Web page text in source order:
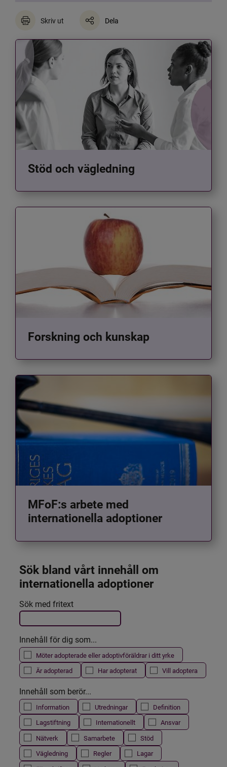
Skriv ut Dela
Stöd och vägledning
Forskning och kunskap
MFoF:s arbete med
internationella adoptioner
Sök bland vårt innehåll om
internationella adoptioner
Filtrera resultatet
Det här formuläret postas automatiskt
Sök med fritext
Innehåll för dig som...
Möter adopterade eller adoptivföräldrar i ditt yrke
Är adopterad
Har adopterat Vill adoptera
Innehåll som berör...
Information Utredningar
Definition
Lagstiftning
Internationellt
Ansvar
Nätverk
Samarbete
Stöd
Vägledning
Regler
Lagar